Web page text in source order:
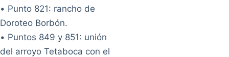
• Punto 821: rancho de
Doroteo Borbón.
• Puntos 849 y 851: unión
del arroyo Tetaboca con el